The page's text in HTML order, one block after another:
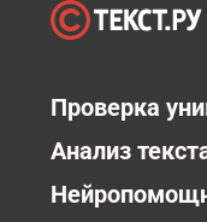
Проверка
Анализ